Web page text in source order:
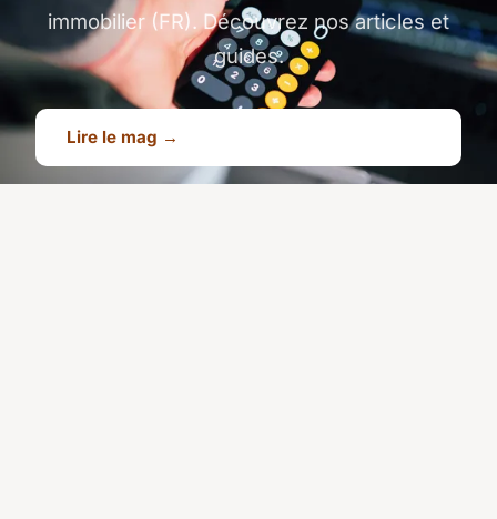
immobilier (FR). Découvrez nos articles et
guides.
Lire le mag →